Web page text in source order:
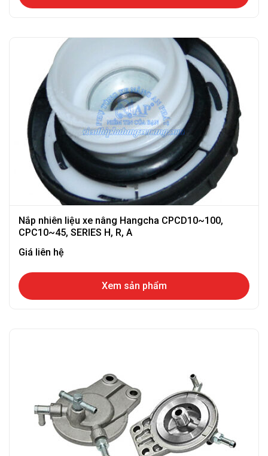
Nắp nhiên liệu xe nâng Hangcha CPCD10~100,
CPC10~45, SERIES H, R, A
Giá liên hệ
Xem sản phẩm